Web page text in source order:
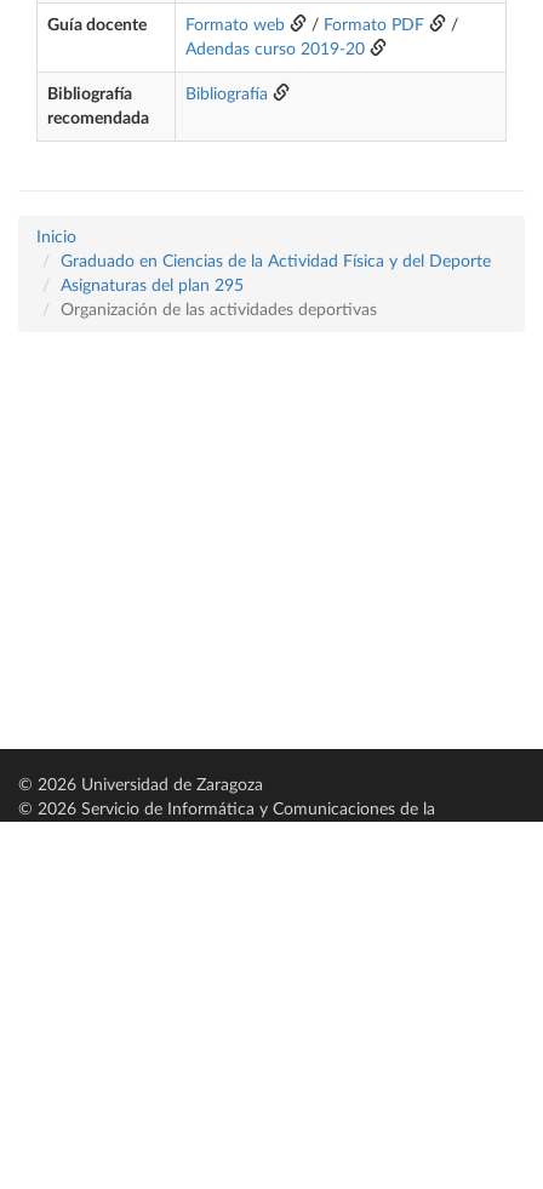
Guía docente Formato web / Formato PDF
/
Adendas curso 2019-20
Bibliografía
recomendada
Bibliografía
Inicio
Graduado en Ciencias de la Actividad Física y del Deporte
Asignaturas del plan 295
Organización de las actividades deportivas
© 2026 Universidad de Zaragoza
© 2026 Servicio de Informática y Comunicaciones de la